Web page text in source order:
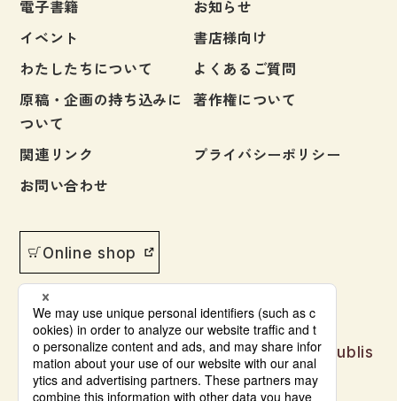
電子書籍
お知らせ
イベント
書店様向け
わたしたちについて
よくあるご質問
原稿・企画の持ち込みに
ついて
著作権について
関連リンク
プライバシーポリシー
お問い合わせ
Online shop
Japanese language learning materials publis
hed by Bonjinsha